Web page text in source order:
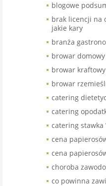
blogowe
brak licencji na
jakie kary
branża
browar domowy
browar kraftowy
browar
catering
catering
catering stawka
cena
cena
choroba
co powinna